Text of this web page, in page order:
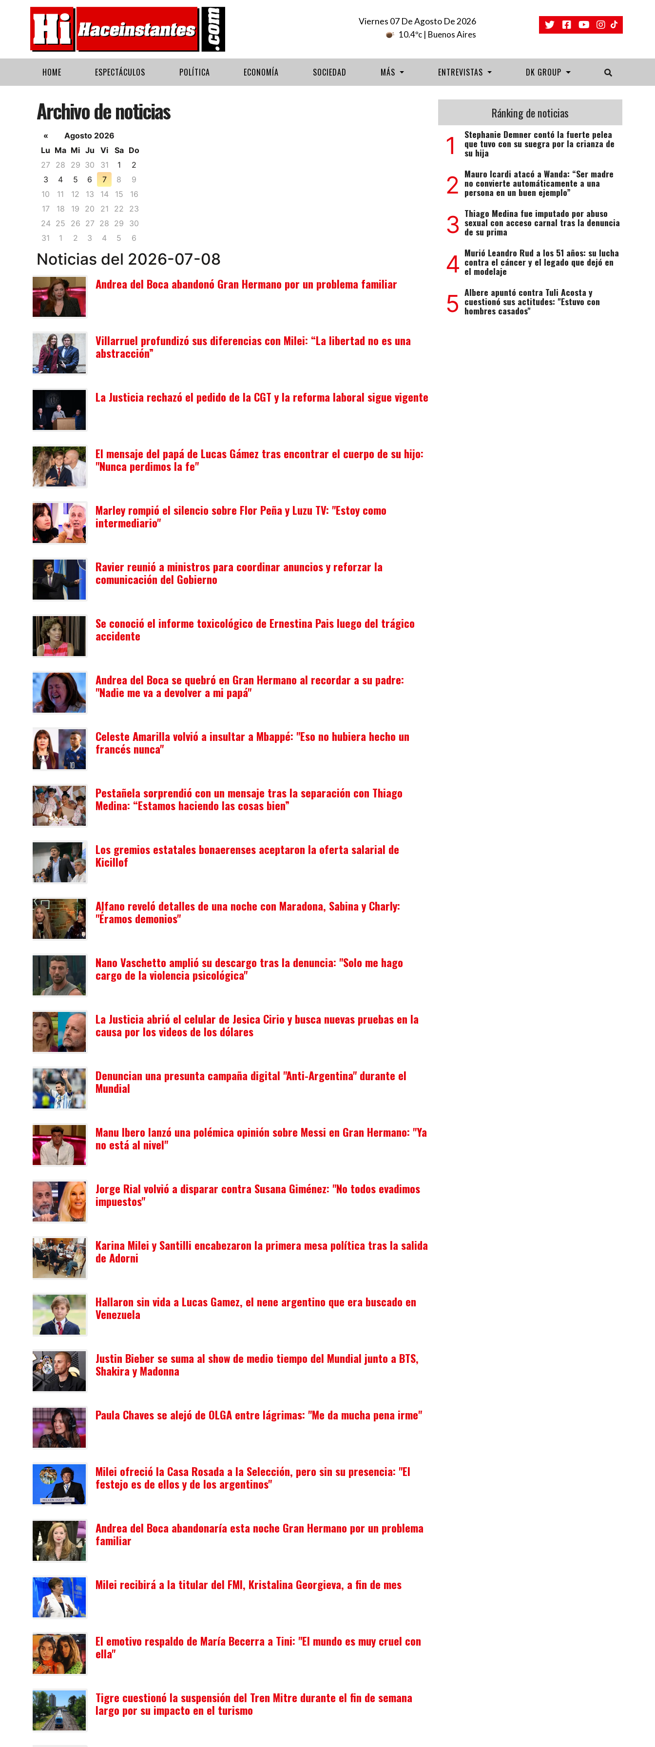
Viernes 07 De Agosto De 2026
10.4ºc | Buenos Aires
HOME ESPECTÁCULOS POLÍTICA ECONOMÍA SOCIEDAD MÁS ENTREVISTAS DK GROUP
Archivo de noticias
«
Agosto 2026
Lu Ma Mi Ju Vi Sa Do
27
28 29 30 31 1
2
3
4 5 6 7 8
9
10
11 12 13 14 15
16
17
18 19 20 21 22
23
24 25 26 27 28 29
30
31
1 2 3 4 5 6
Noticias del 2026-07-08
Andrea del Boca abandonó Gran Hermano por un problema familiar
Villarruel profundizó sus diferencias con Milei: “La libertad no es una
abstracción”
La Justicia rechazó el pedido de la CGT y la reforma laboral sigue vigente
El mensaje del papá de Lucas Gámez tras encontrar el cuerpo de su hijo:
"Nunca perdimos la fe"
Marley rompió el silencio sobre Flor Peña y Luzu TV: "Estoy como
intermediario"
Ravier reunió a ministros para coordinar anuncios y reforzar la
comunicación del Gobierno
Se conoció el informe toxicológico de Ernestina Pais luego del trágico
accidente
Andrea del Boca se quebró en Gran Hermano al recordar a su padre:
"Nadie me va a devolver a mi papá"
Celeste Amarilla volvió a insultar a Mbappé: "Eso no hubiera hecho un
francés nunca"
Pestañela sorprendió con un mensaje tras la separación con Thiago
Medina: “Estamos haciendo las cosas bien”
Los gremios estatales bonaerenses aceptaron la oferta salarial de
Kicillof
Alfano reveló detalles de una noche con Maradona, Sabina y Charly:
"Éramos demonios"
Nano Vaschetto amplió su descargo tras la denuncia: "Solo me hago
cargo de la violencia psicológica"
La Justicia abrió el celular de Jesica Cirio y busca nuevas pruebas en la
causa por los videos de los dólares
Denuncian una presunta campaña digital "Anti-Argentina" durante el
Mundial
Manu Ibero lanzó una polémica opinión sobre Messi en Gran Hermano: "Ya
no está al nivel"
Jorge Rial volvió a disparar contra Susana Giménez: "No todos evadimos
impuestos"
Karina Milei y Santilli encabezaron la primera mesa política tras la salida
de Adorni
Hallaron sin vida a Lucas Gamez, el nene argentino que era buscado en
Venezuela
Justin Bieber se suma al show de medio tiempo del Mundial junto a BTS,
Shakira y Madonna
Paula Chaves se alejó de OLGA entre lágrimas: "Me da mucha pena irme"
Milei ofreció la Casa Rosada a la Selección, pero sin su presencia: "El
festejo es de ellos y de los argentinos"
Andrea del Boca abandonaría esta noche Gran Hermano por un problema
familiar
Milei recibirá a la titular del FMI, Kristalina Georgieva, a fin de mes
El emotivo respaldo de María Becerra a Tini: "El mundo es muy cruel con
ella"
Tigre cuestionó la suspensión del Tren Mitre durante el fin de semana
largo por su impacto en el turismo
Ránking de noticias
1 Stephanie Demner contó la fuerte pelea
que tuvo con su suegra por la crianza de
su hija
2 Mauro Icardi atacó a Wanda: “Ser madre
no convierte automáticamente a una
persona en un buen ejemplo”
3 Thiago Medina fue imputado por abuso
sexual con acceso carnal tras la denuncia
de su prima
4 Murió Leandro Rud a los 51 años: su lucha
contra el cáncer y el legado que dejó en
el modelaje
5 Albere apuntó contra Tuli Acosta y
cuestionó sus actitudes: "Estuvo con
hombres casados"